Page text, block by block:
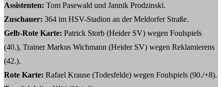
Assistenten: Tom Pasewald und Jannik Prodzinski.
Zuschauer: 364 im HSV-Stadion an der Meldorfer Straße.
Gelb-Rote Karte: Patrick Storb (Heider SV) wegen Foulspiels
(40.), Trainer Markus Wichmann (Heider SV) wegen Reklamierens
(42.).
Rote Karte: Rafael Krause (Todesfelde) wegen Foulspiels (90./+8).